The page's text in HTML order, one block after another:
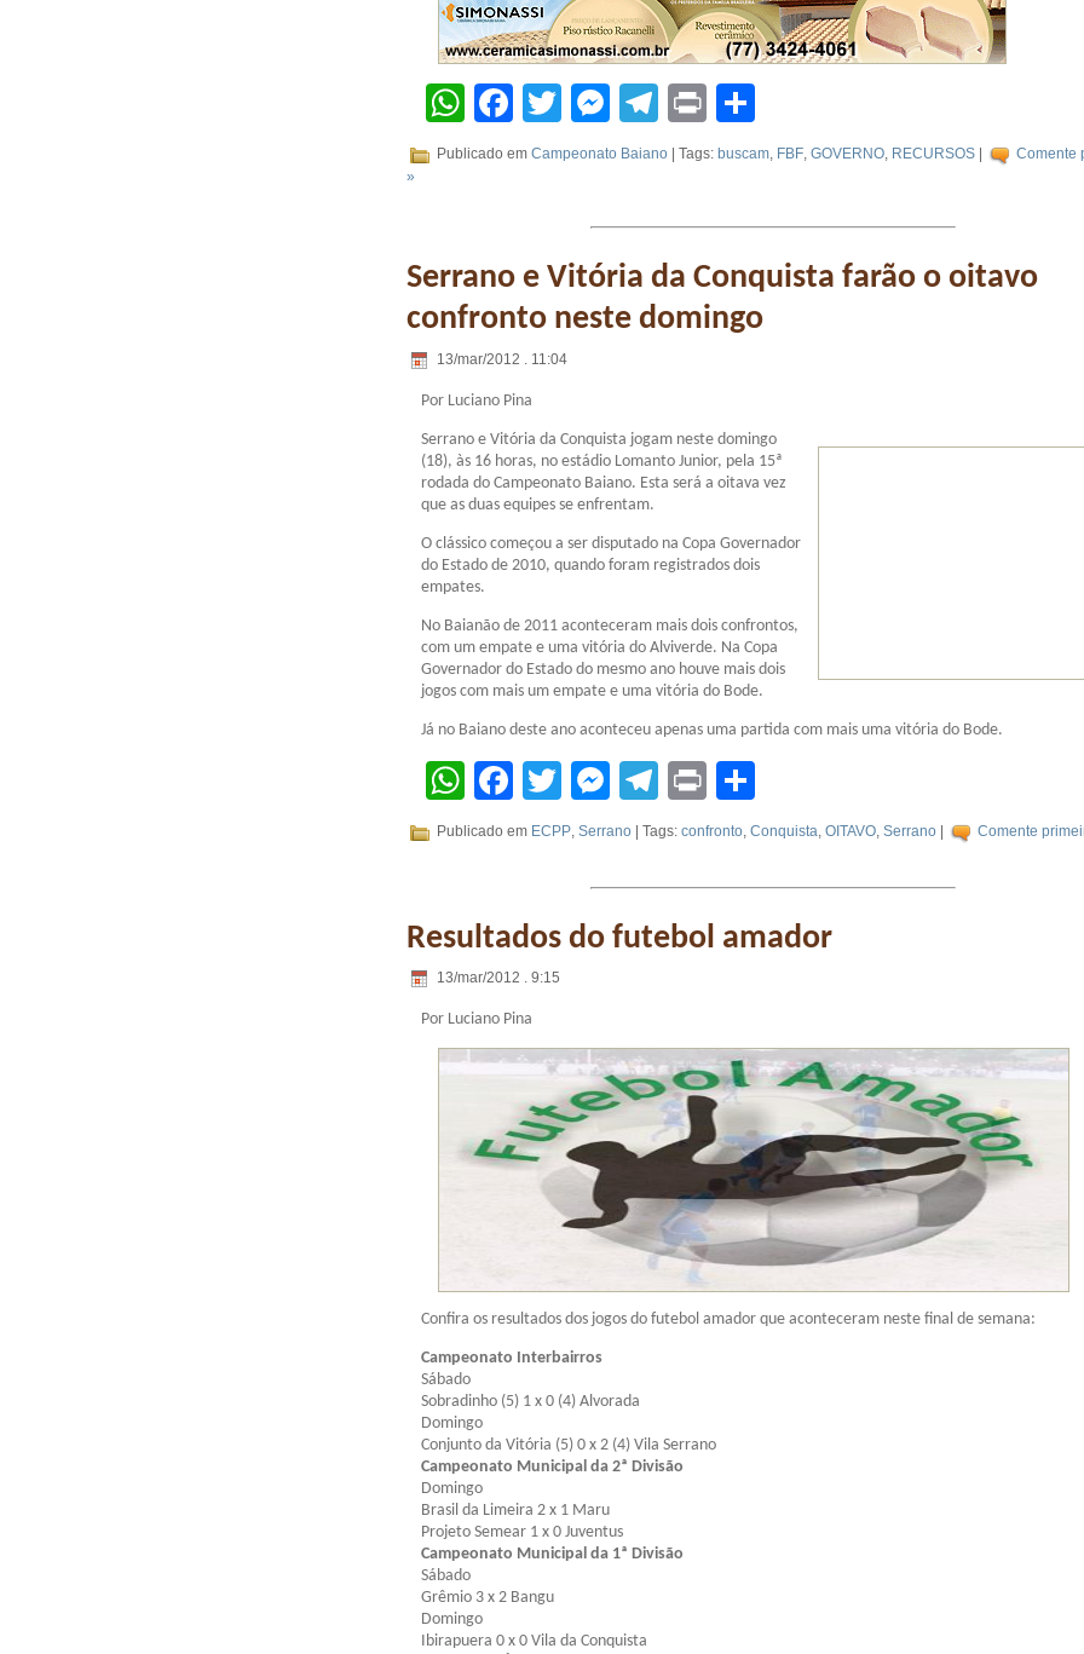
WhatsApp
Facebook
TwitterMessenger
Telegram
Print
Publicado em Campeonato Baiano | Tags: buscam, FBF, GOVERNO, RECURSOS
Comente
»
Serrano e Vitória da Conquista farão o oitavo
confronto neste domingo
13/mar/2012 . 11:04
Por Luciano Pina
Serrano e Vitória da Conquista jogam neste domingo
(18), às 16 horas, no estádio Lomanto Junior, pela 15ª
rodada do Campeonato Baiano. Esta será a oitava vez
que as duas equipes se enfrentam.
O clássico começou a ser disputado na Copa Governador
do Estado de 2010, quando foram registrados dois
empates.
No Baianão de 2011 aconteceram mais dois confrontos,
com um empate e uma vitória do Alviverde. Na Copa
Governador do Estado do mesmo ano houve mais dois
jogos com mais um empate e uma vitória do Bode.
Já no Baiano deste ano aconteceu apenas uma partida com mais uma vitória do Bode.
WhatsApp
Facebook
TwitterMessenger
Telegram
Print
Publicado em ECPP, Serrano | Tags: confronto, Conquista, OITAVO, Serrano Comente
Resultados do futebol amador
13/mar/2012 . 9:15
Por Luciano Pina
Confira os resultados dos jogos do futebol amador que aconteceram neste final de semana:
Campeonato Interbairros
Sábado
Sobradinho (5) 1 x 0 (4) Alvorada
Domingo
Conjunto da Vitória (5) 0 x 2 (4) Vila Serrano
Campeonato Municipal da 2ª Divisão
Domingo
Brasil da Limeira 2 x 1 Maru
Projeto Semear 1 x 0 Juventus
Campeonato Municipal da 1ª Divisão
Sábado
Grêmio 3 x 2 Bangu
Domingo
Ibirapuera 0 x 0 Vila da Conquista